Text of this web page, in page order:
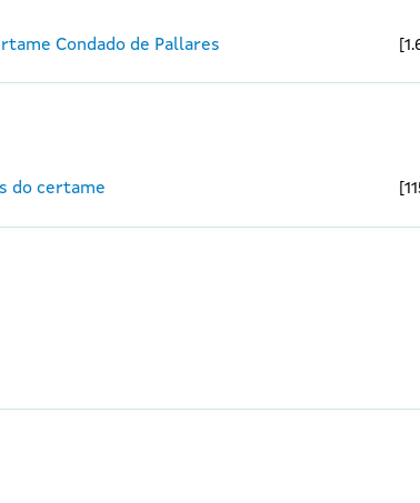
Condado de Pallares
do certame